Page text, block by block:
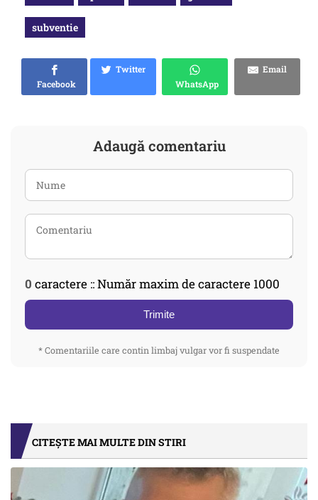
subventie
Facebook
Twitter
WhatsApp
Email
Adaugă comentariu
0 caractere :: Număr maxim de caractere 1000
Trimite
* Comentariile care contin limbaj vulgar vor fi suspendate
CITEȘTE MAI MULTE DIN STIRI